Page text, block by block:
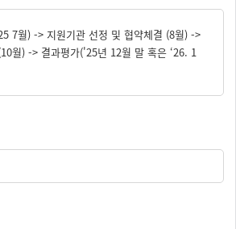
7월) -> 지원기관 선정 및 협약체결 (8월) ->
월) -> 결과평가('25년 12월 말 혹은 ‘26. 1